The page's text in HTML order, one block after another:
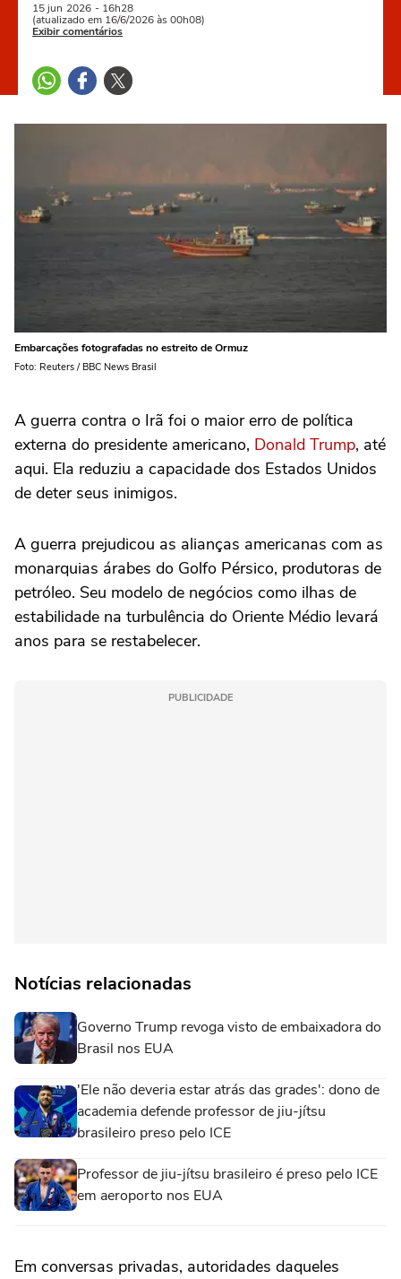
15 jun 2026 - 16h28
(atualizado em 16/6/2026 às 00h08)
Exibir comentários
Embarcações fotografadas no estreito de Ormuz
Foto: Reuters / BBC News Brasil
A guerra contra o Irã foi o maior erro de política
externa do presidente americano, Donald Trump, até
aqui. Ela reduziu a capacidade dos Estados Unidos
de deter seus inimigos.
A guerra prejudicou as alianças americanas com as
monarquias árabes do Golfo Pérsico, produtoras de
petróleo. Seu modelo de negócios como ilhas de
estabilidade na turbulência do Oriente Médio levará
anos para se restabelecer.
PUBLICIDADE
Notícias relacionadas
Governo Trump revoga visto de embaixadora do
Brasil nos EUA
'Ele não deveria estar atrás das grades': dono de
academia defende professor de jiu-jítsu
brasileiro preso pelo ICE
Professor de jiu-jítsu brasileiro é preso pelo ICE
em aeroporto nos EUA
Em conversas privadas, autoridades daqueles